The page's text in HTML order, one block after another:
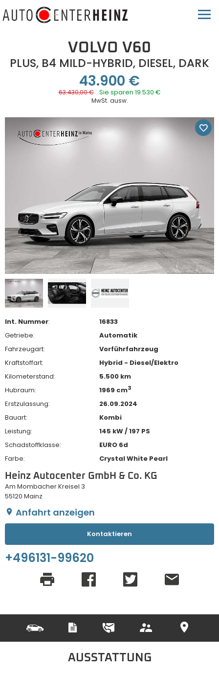
VOLVO V60
PLUS, B4 MILD-HYBRID, DIESEL, DARK
43.900 €
63.430,00 € Sie sparen 19.530 €
MwSt. ausw.
Int. Nummer:
16833
Getriebe:
Automatik
Fahrzeugart:
Vorführfahrzeug
Kraftstoffart:
Hybrid - Diesel/Elektro
Kilometerstand:
5.500 km
Hubraum:
1969 cm3
Erstzulassung:
26.09.2024
Bauart:
Kombi
Leistung:
145 kW / 197 PS
Schadstoffklasse:
EURO 6d
Farbe:
Crystal White Pearl
Heinz Autocenter GmbH & Co. KG
Am Mombacher Kreisel 3
55120 Mainz
Anfahrt anzeigen
Kontaktieren
+496131-99620
AUSSTATTUNG